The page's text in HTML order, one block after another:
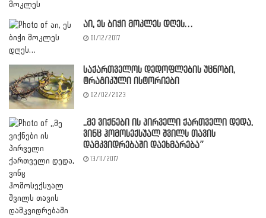
აი, ეს ბიჭი მოკლეს დღეს…
01/12/2017
საქართველოს დედოფლების უცნობი,
ტრაგიკული ისტორიები
02/02/2023
,,მე ვიქნები ის პირველი ქართველი დედა,
ვინც ჰომოსექსუალ შვილს თავის
დამკვიდრებაში დაეხმარება”
13/11/2017